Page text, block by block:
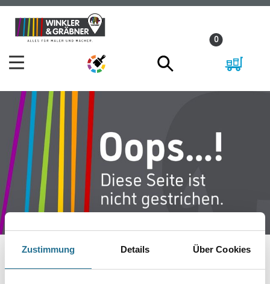
Zustimmung Details Über Cookies
Zum
Inhalt
Zum
Navigationsmenü
0